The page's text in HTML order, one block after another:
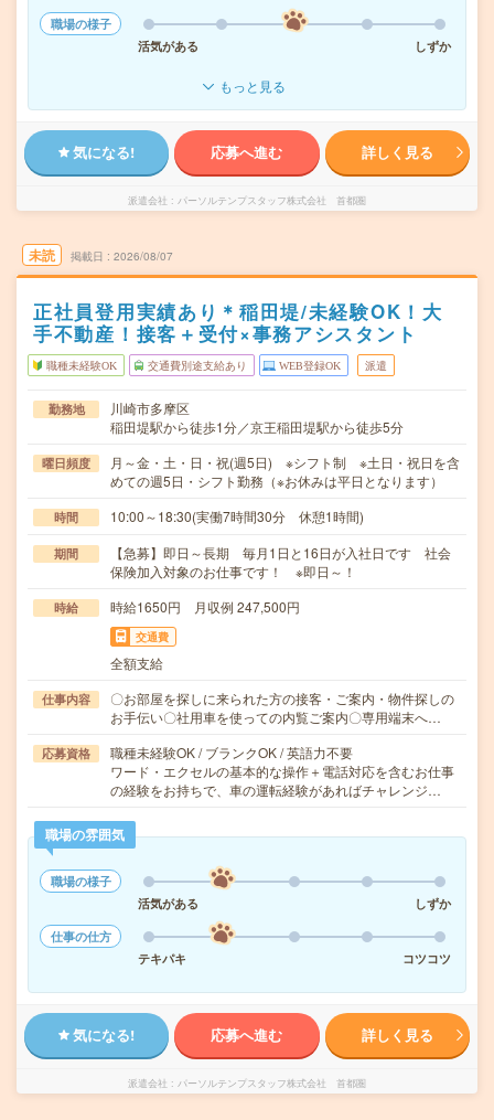
職場の様子
活気がある
しずか
もっと見る
気になる! 応募へ進む 詳しく見る
派遣会社 パーソルテンプスタッフ株式会社 首都圏
未読 掲載日 2026/08/07
正社員登用実績あり＊稲田堤/未経験OK！大
手不動産！接客＋受付×事務アシスタント
職種未経験OK 交通費別途支給あり WEB登録OK 派遣
勤務地
川崎市多摩区
稲田堤駅から徒歩1分／京王稲田堤駅から徒歩5分
曜日頻度
月～金・土・日・祝(週5日) ※シフト制 ※土日・祝日を含
めての週5日・シフト勤務（※お休みは平日となります）
時間 10:00～18:30(実働7時間30分 休憩1時間)
期間
【急募】即日～長期 毎月1日と16日が入社日です 社会
保険加入対象のお仕事です！ ※即日～！
時給 時給1650円 月収例 247,500円
交通費
全額支給
仕事内容
〇お部屋を探しに来られた方の接客・ご案内・物件探しの
お手伝い〇社用車を使っての内覧ご案内〇専用端末へ…
応募資格
職種未経験OK / ブランクOK / 英語力不要
ワード・エクセルの基本的な操作＋電話対応を含むお仕事
の経験をお持ちで、車の運転経験があればチャレンジ…
職場の雰囲気
職場の様子
活気がある
しずか
仕事の仕方
テキパキ
コツコツ
気になる! 応募へ進む 詳しく見る
派遣会社 パーソルテンプスタッフ株式会社 首都圏